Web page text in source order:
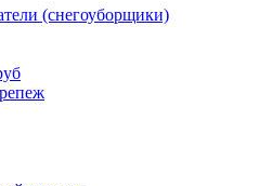
(снегоуборщики)